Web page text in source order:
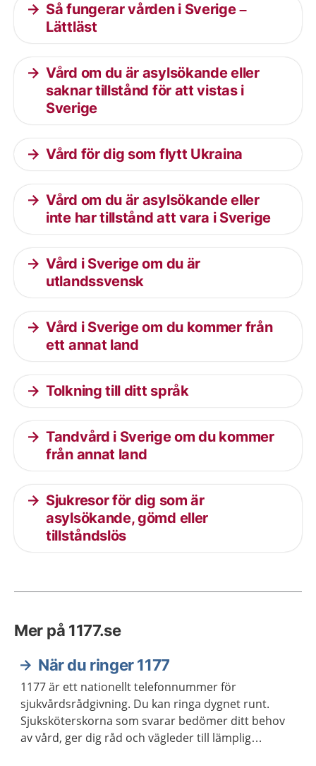
Så fungerar vården i Sverige –
Lättläst
Vård om du är asylsökande eller
saknar tillstånd för att vistas i
Sverige
Vård för dig som flytt Ukraina
Vård om du är asylsökande eller
inte har tillstånd att vara i Sverige
Vård i Sverige om du är
utlandssvensk
Vård i Sverige om du kommer från
ett annat land
Tolkning till ditt språk
Tandvård i Sverige om du kommer
från annat land
Sjukresor för dig som är
asylsökande, gömd eller
tillståndslös
Mer på 1177.se
När du ringer 1177
1177 är ett nationellt telefonnummer för
sjukvårdsrådgivning. Du kan ringa dygnet runt.
Sjuksköterskorna som svarar bedömer ditt behov
av vård, ger dig råd och vägleder till lämplig